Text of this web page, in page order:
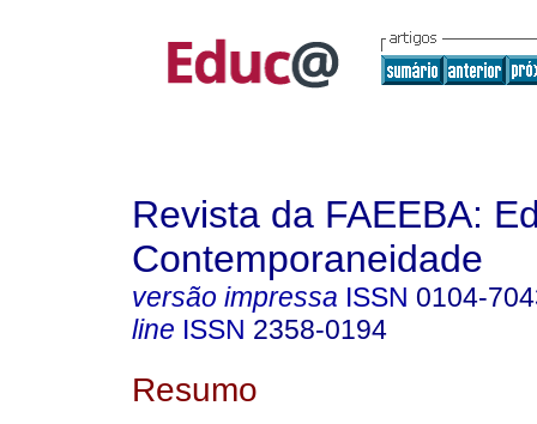
Revista da FAEEBA:
Contemporaneidade
versão impressa ISSN 0104-
line ISSN 2358-0194
Resumo